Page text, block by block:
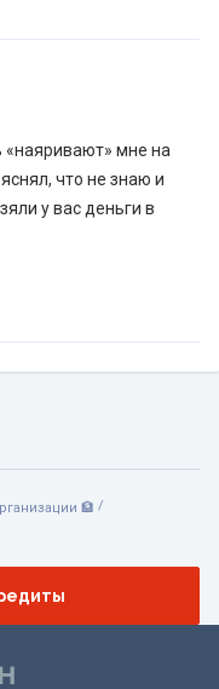
мне на
что не знаю и
у вас деньги в
🏦 /